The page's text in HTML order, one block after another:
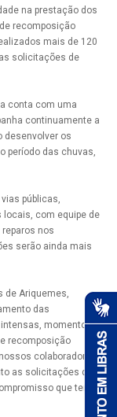
na prestação dos
recomposição
mais de 120
solicitações de
conta com uma
continuamente a
desenvolver os
período das chuvas,
públicas,
locais, com equipe de
nos
serão ainda mais
de Ariquemes,
das
momento que
recomposição
colaboradores
as solicitações dos
que temos